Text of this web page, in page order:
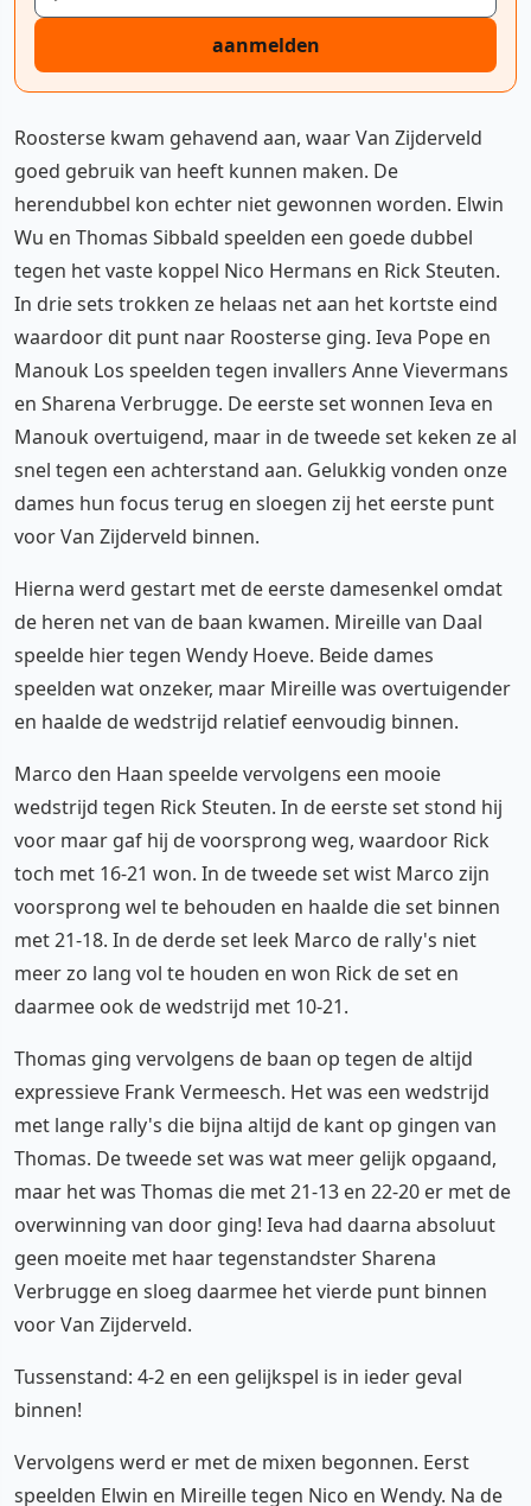
aanmelden
Roosterse kwam gehavend aan, waar Van Zijderveld
goed gebruik van heeft kunnen maken. De
herendubbel kon echter niet gewonnen worden. Elwin
Wu en Thomas Sibbald speelden een goede dubbel
tegen het vaste koppel Nico Hermans en Rick Steuten.
In drie sets trokken ze helaas net aan het kortste eind
waardoor dit punt naar Roosterse ging. Ieva Pope en
Manouk Los speelden tegen invallers Anne Vievermans
en Sharena Verbrugge. De eerste set wonnen Ieva en
Manouk overtuigend, maar in de tweede set keken ze al
snel tegen een achterstand aan. Gelukkig vonden onze
dames hun focus terug en sloegen zij het eerste punt
voor Van Zijderveld binnen.
Hierna werd gestart met de eerste damesenkel omdat
de heren net van de baan kwamen. Mireille van Daal
speelde hier tegen Wendy Hoeve. Beide dames
speelden wat onzeker, maar Mireille was overtuigender
en haalde de wedstrijd relatief eenvoudig binnen.
Marco den Haan speelde vervolgens een mooie
wedstrijd tegen Rick Steuten. In de eerste set stond hij
voor maar gaf hij de voorsprong weg, waardoor Rick
toch met 16-21 won. In de tweede set wist Marco zijn
voorsprong wel te behouden en haalde die set binnen
met 21-18. In de derde set leek Marco de rally's niet
meer zo lang vol te houden en won Rick de set en
daarmee ook de wedstrijd met 10-21.
Thomas ging vervolgens de baan op tegen de altijd
expressieve Frank Vermeesch. Het was een wedstrijd
met lange rally's die bijna altijd de kant op gingen van
Thomas. De tweede set was wat meer gelijk opgaand,
maar het was Thomas die met 21-13 en 22-20 er met de
overwinning van door ging! Ieva had daarna absoluut
geen moeite met haar tegenstandster Sharena
Verbrugge en sloeg daarmee het vierde punt binnen
voor Van Zijderveld.
Tussenstand: 4-2 en een gelijkspel is in ieder geval
binnen!
Vervolgens werd er met de mixen begonnen. Eerst
speelden Elwin en Mireille tegen Nico en Wendy. Na de